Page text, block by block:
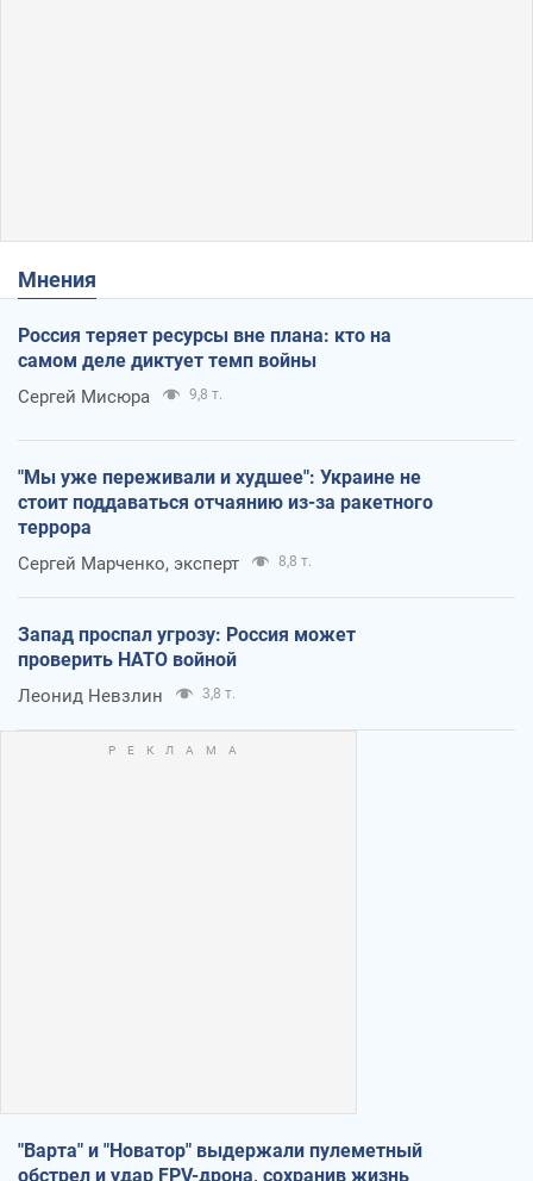
Мнения
Россия теряет ресурсы вне плана: кто на
самом деле диктует темп войны
Сергей Мисюра 9,8 т.
"Мы уже переживали и худшее": Украине не
стоит поддаваться отчаянию из-за ракетного
террора
Сергей Марченко, эксперт 8,8 т.
Запад проспал угрозу: Россия может
проверить НАТО войной
Леонид Невзлин 3,8 т.
"Варта" и "Новатор" выдержали пулеметный
обстрел и удар FPV-дрона, сохранив жизнь